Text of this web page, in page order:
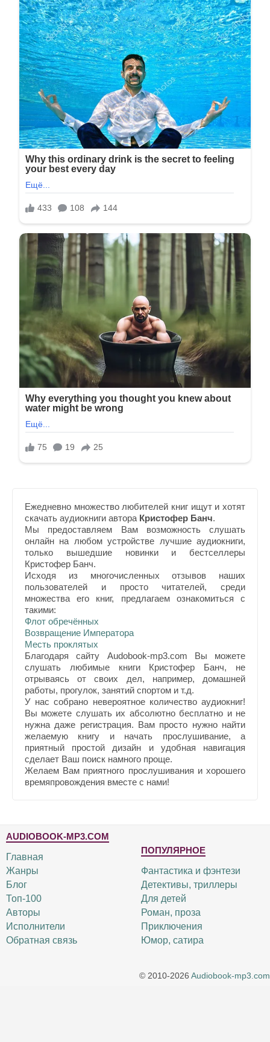
Ежедневно множество любителей книг ищут и хотят
скачать аудиокниги автора Кристофер Банч.
Мы предоставляем Вам возможность слушать
онлайн на любом устройстве лучшие аудиокниги,
только вышедшие новинки и бестселлеры
Кристофер Банч.
Исходя из многочисленных отзывов наших
пользователей и просто читателей, среди
множества его книг, предлагаем ознакомиться с
такими:
Флот обречённых
Возвращение Императора
Месть проклятых
Благодаря сайту Audobook-mp3.com Вы можете
слушать любимые книги Кристофер Банч, не
отрываясь от своих дел, например, домашней
работы, прогулок, занятий спортом и т.д.
У нас собрано невероятное количество аудиокниг!
Вы можете слушать их абсолютно бесплатно и не
нужна даже регистрация. Вам просто нужно найти
желаемую книгу и начать прослушивание, а
приятный простой дизайн и удобная навигация
сделает Ваш поиск намного проще.
Желаем Вам приятного прослушивания и хорошего
времяпровождения вместе с нами!
AUDIOBOOK-MP3.COM
Главная
Жанры
Блог
Топ-100
Авторы
Исполнители
Обратная связь
ПОПУЛЯРНОЕ
Фантастика и фэнтези
Детективы, триллеры
Для детей
Роман, проза
Приключения
Юмор, сатира
© 2010-2026 Audiobook-mp3.com